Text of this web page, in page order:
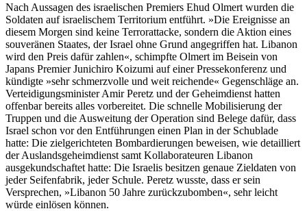
Nach Aussagen des israelischen Premiers Ehud Olmert wurden die
Soldaten auf israelischem Territorium entführt. »Die Ereignisse an
diesem Morgen sind keine Terrorattacke, sondern die Aktion eines
souveränen Staates, der Israel ohne Grund angegriffen hat. Libanon
wird den Preis dafür zahlen«, schimpfte Olmert im Beisein von
Japans Premier Junichiro Koizumi auf einer Pressekonferenz und
kündigte »sehr schmerzvolle und weit reichende« Gegenschläge an.
Verteidigungsminister Amir Peretz und der Geheimdienst hatten
offenbar bereits alles vorbereitet. Die schnelle Mobilisierung der
Truppen und die Ausweitung der Operation sind Belege dafür, dass
Israel schon vor den Entführungen einen Plan in der Schublade
hatte: Die zielgerichteten Bombardierungen beweisen, wie detailliert
der Auslandsgeheimdienst samt Kollaborateuren Libanon
ausgekundschaftet hatte: Die Israelis besitzen genaue Zieldaten von
jeder Seifenfabrik, jeder Schule. Peretz wusste, dass er sein
Versprechen, »Libanon 50 Jahre zurückzubomben«, sehr leicht
würde einlösen können.